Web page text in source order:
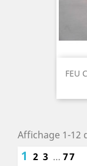
FEU
Affichage 1-12
1 2 3 … 77